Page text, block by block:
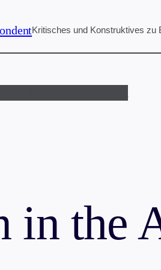
Kritisches und Konstruktives zu
in the